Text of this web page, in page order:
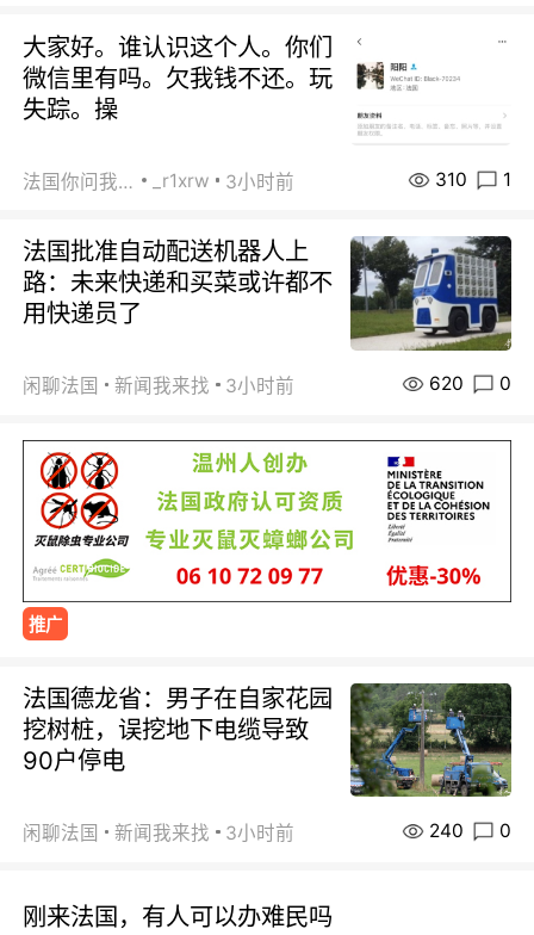
大家好。谁认识这个人。你们
微信里有吗。欠我钱不还。玩
失踪。操
法国你问我答 _r1xrw 3小时前 310 1
法国批准自动配送机器人上
路：未来快递和买菜或许都不
用快递员了
闲聊法国 新闻我来找 3小时前 620 0
推广
法国德龙省：男子在自家花园
挖树桩，误挖地下电缆导致
90户停电
闲聊法国 新闻我来找 3小时前 240 0
刚来法国，有人可以办难民吗